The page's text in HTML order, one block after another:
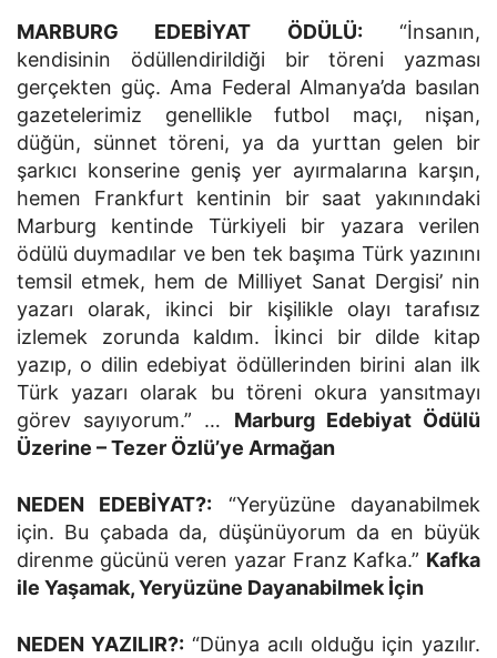
MARBURG EDEBİYAT ÖDÜLÜ: “İnsanın,
kendisinin ödüllendirildiği bir töreni yazması
gerçekten güç. Ama Federal Almanya’da basılan
gazetelerimiz genellikle futbol maçı, nişan,
düğün, sünnet töreni, ya da yurttan gelen bir
şarkıcı konserine geniş yer ayırmalarına karşın,
hemen Frankfurt kentinin bir saat yakınındaki
Marburg kentinde Türkiyeli bir yazara verilen
ödülü duymadılar ve ben tek başıma Türk yazınını
temsil etmek, hem de Milliyet Sanat Dergisi’ nin
yazarı olarak, ikinci bir kişilikle olayı tarafısız
izlemek zorunda kaldım. İkinci bir dilde kitap
yazıp, o dilin edebiyat ödüllerinden birini alan ilk
Türk yazarı olarak bu töreni okura yansıtmayı
görev sayıyorum.” … Marburg Edebiyat Ödülü
Üzerine – Tezer Özlü’ye Armağan
NEDEN EDEBİYAT?: “Yeryüzüne dayanabilmek
için. Bu çabada da, düşünüyorum da en büyük
direnme gücünü veren yazar Franz Kafka.” Kafka
ile Yaşamak, Yeryüzüne Dayanabilmek İçin
NEDEN YAZILIR?: “Dünya acılı olduğu için yazılır.